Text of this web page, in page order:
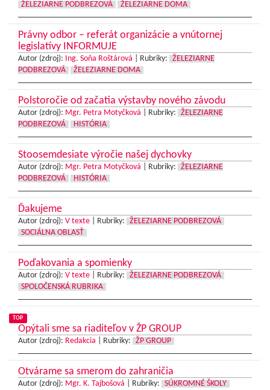
ŽELEZIARNE PODBREZOVÁ
ŽELEZIARNE DOMA
Právny odbor – referát organizácie a vnútornej
legislatívy INFORMUJE
Autor (zdroj): Ing. Soňa Roštárová Rubriky:
ŽELEZIARNE
PODBREZOVÁ
ŽELEZIARNE DOMA
Polstoročie od začatia výstavby nového závodu
Autor (zdroj): Mgr. Petra Motyčková Rubriky:
ŽELEZIARNE
PODBREZOVÁ
HISTÓRIA
Stoosemdesiate výročie našej dychovky
Autor (zdroj): Mgr. Petra Motyčková Rubriky:
ŽELEZIARNE
PODBREZOVÁ
HISTÓRIA
Ďakujeme
Autor (zdroj): V texte Rubriky:
ŽELEZIARNE PODBREZOVÁ
SOCIÁLNA OBLASŤ
Poďakovania a spomienky
Autor (zdroj): V texte Rubriky:
ŽELEZIARNE PODBREZOVÁ
SPOLOČENSKÁ RUBRIKA
TOP
Opýtali sme sa riaditeľov v ŽP GROUP
Autor (zdroj): Redakcia Rubriky: ŽP GROUP
Otvárame sa smerom do zahraničia
Autor (zdroj): Mgr. K. Tajbošová Rubriky: SÚKROMNÉ ŠKOLY